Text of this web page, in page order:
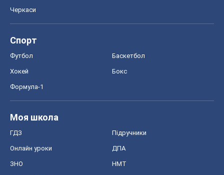
Черкаси
Спорт
Футбол Баскетбол
Хокей Бокс
Формула-1
Моя школа
ГДЗ Підручники
Онлайн уроки ДПА
ЗНО НМТ